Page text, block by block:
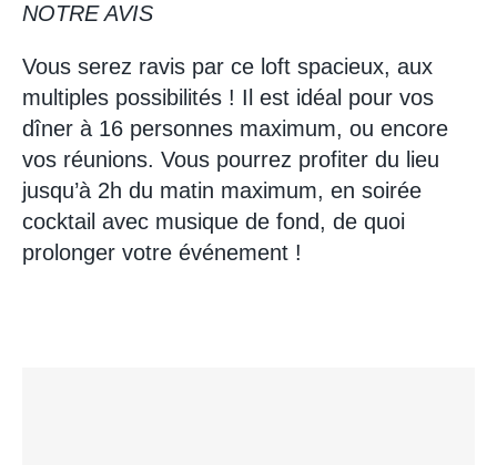
NOTRE AVIS
Vous serez ravis par ce loft spacieux, aux
multiples possibilités ! Il est idéal pour vos
dîner à 16 personnes maximum, ou encore
vos réunions. Vous pourrez profiter du lieu
jusqu’à 2h du matin maximum, en soirée
cocktail avec musique de fond, de quoi
prolonger votre événement !